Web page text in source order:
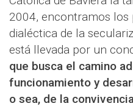
2004, encontramos los
dialéctica de la
está llevada por un
que busca el camino
funcionamiento y
o sea, de la